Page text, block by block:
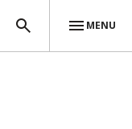
MENU